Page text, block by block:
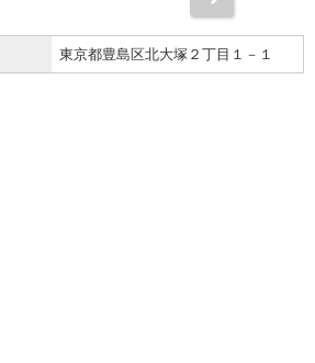
東京都豊島区北大塚２丁目１－１